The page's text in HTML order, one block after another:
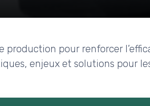
pour renforcer
enjeux et solutions pour